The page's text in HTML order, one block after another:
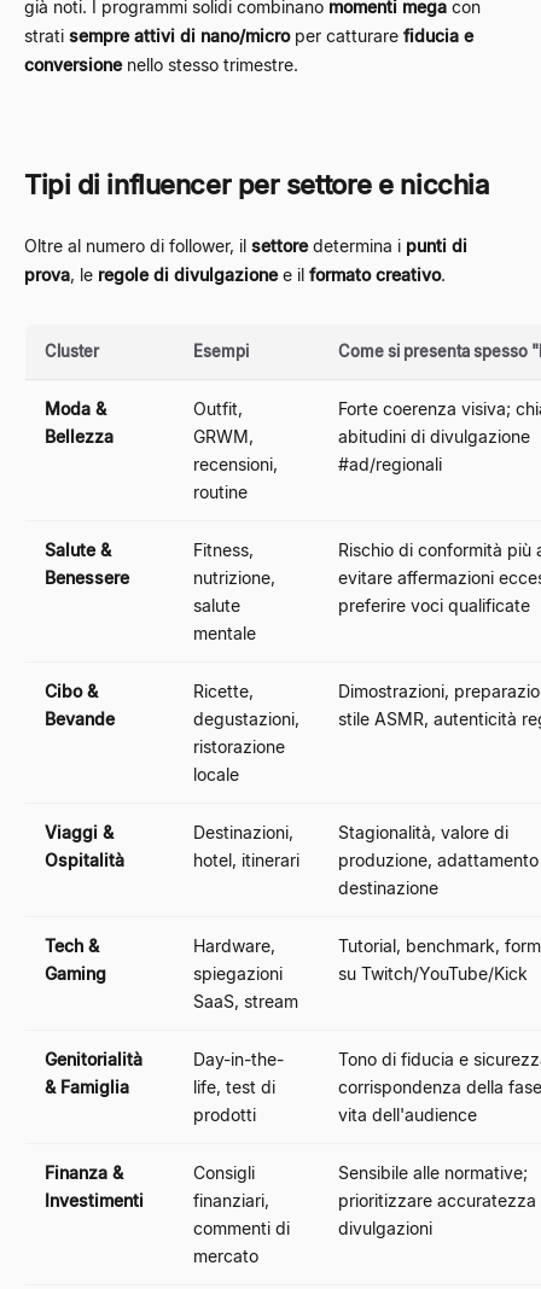
già noti. I programmi solidi combinano momenti mega con
strati sempre attivi di nano/microper catturare fiducia e
conversionenello stesso trimestre.
Tipi di influencer per settore e nicchia
Oltre al numero di follower, il settoredetermina i punti di
prova, le regole di divulgazionee il formato creativo.
Cluster Esempi Come si presenta spesso
Moda &
Bellezza
Outfit,
GRWM,
recensioni,
routine
Forte coerenza visiva;
abitudini di divulgazione
#ad/regionali
Salute &
Benessere
Fitness,
nutrizione,
salute
mentale
Rischio di conformità
evitare affermazioni
preferire voci qualificate
Cibo &
Bevande
Ricette,
degustazioni,
ristorazione
locale
Dimostrazioni,
stile ASMR, autenticità
Viaggi &
Ospitalità
Destinazioni,
hotel, itinerari
Stagionalità, valore di
produzione, adattamento
destinazione
Tech &
Gaming
Hardware,
spiegazioni
SaaS, stream
Tutorial, benchmark,
su Twitch/YouTube/Kick
Genitorialità
& Famiglia
Day-in-the-
life, test di
prodotti
Tono di fiducia e
corrispondenza della
vita dell'audience
Finanza &
Investimenti
Consigli
finanziari,
commenti di
mercato
Sensibile alle normative;
prioritizzare accuratezza
divulgazioni